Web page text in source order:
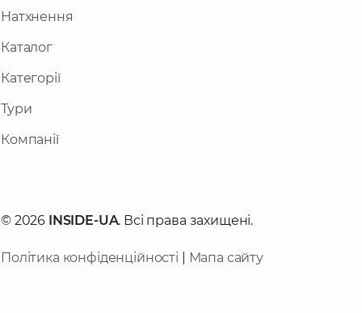
Натхнення
Каталог
Категорії
Тури
Компанії
© 2026 INSIDE-UA. Всі права захищені.
Політика конфіденційності Мапа сайту